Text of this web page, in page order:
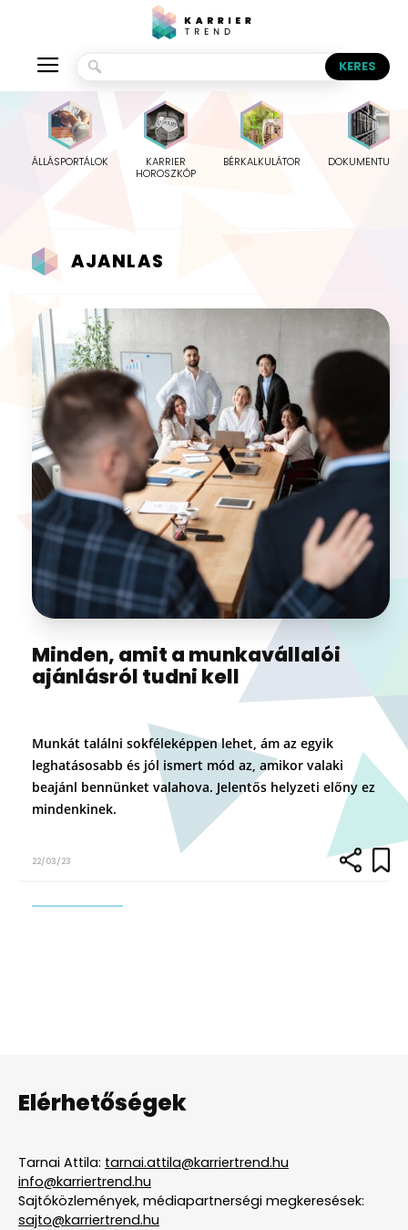
ÁLLÁSPORTÁLOK
KARRIER
HOROSZKÓP
BÉRKALKULÁTOR
AJANLAS
Minden, amit a munkavállalói
ajánlásról tudni kell
Munkát találni sokféleképpen lehet, ám az egyik
leghatásosabb és jól ismert mód az, amikor valaki
beajánl bennünket valahova. Jelentős helyzeti előny ez
mindenkinek.
22/03/23
Elérhetőségek
Tarnai Attila: tarnai.attila@karriertrend.hu
info@karriertrend.hu
Sajtóközlemények, médiapartnerségi megkeresések:
sajto@karriertrend.hu